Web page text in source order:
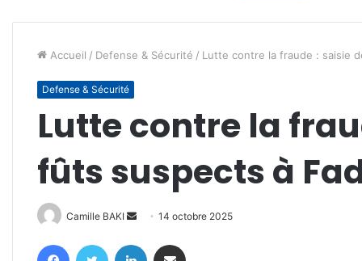
Accueil / Defense & Sécurité / Lutte contre la fraude : saisie
Defense & Sécurité
Lutte contre la
fûts suspects à
Camille BAKI
Envoyer
courriel
14 octobre 2025
FacebookTwitter Linkedin